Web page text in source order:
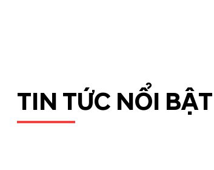
TIN TỨC NỔI BẬT